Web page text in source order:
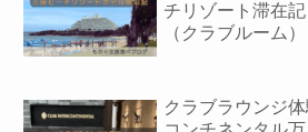
チリゾート滞在
（クラブルーム）
クラブラウンジ